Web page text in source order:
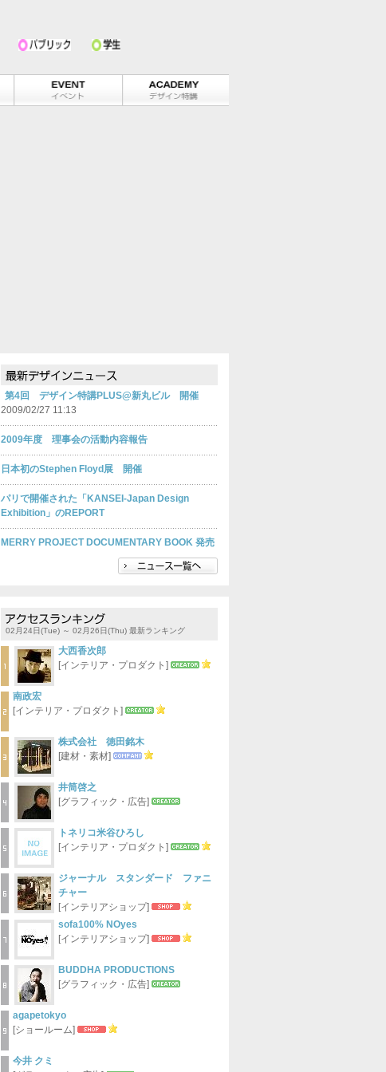
第4回 デザイン特講PLUS@新丸ビル 開催
2009/02/27 11:13
2009年度 理事会の活動内容報告
日本初のStephen Floyd展 開催
パリで開催された「KANSEI-Japan Design
Exhibition」のREPORT
MERRY PROJECT DOCUMENTARY BOOK 発売
02月24日(Tue) ～ 02月26日(Thu) 最新ランキング
大西香次郎
[インテリア・プロダクト]
南政宏
[インテリア・プロダクト]
株式会社 徳田銘木
[建材・素材]
井筒啓之
[グラフィック・広告]
トネリコ米谷ひろし
[インテリア・プロダクト]
ジャーナル スタンダード ファニ
チャー
[インテリアショップ]
sofa100% NOyes
[インテリアショップ]
BUDDHA PRODUCTIONS
[グラフィック・広告]
agapetokyo
[ショールーム]
今井 クミ